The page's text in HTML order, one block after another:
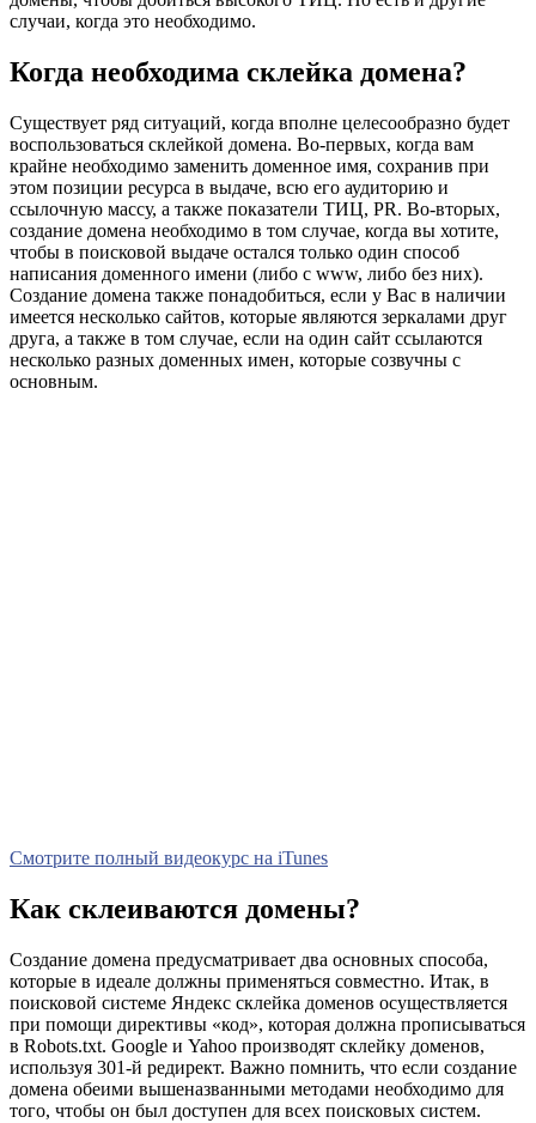
случаи, когда это необходимо.
Когда необходима склейка домена?
Существует ряд ситуаций, когда вполне целесообразно будет
воспользоваться склейкой домена. Во-первых, когда вам
крайне необходимо заменить доменное имя, сохранив при
этом позиции ресурса в выдаче, всю его аудиторию и
ссылочную массу, а также показатели ТИЦ, PR. Во-вторых,
создание домена необходимо в том случае, когда вы хотите,
чтобы в поисковой выдаче остался только один способ
написания доменного имени (либо с www, либо без них).
Создание домена также понадобиться, если у Вас в наличии
имеется несколько сайтов, которые являются зеркалами друг
друга, а также в том случае, если на один сайт ссылаются
несколько разных доменных имен, которые созвучны с
основным.
Смотрите полный видеокурс на iTunes
Как склеиваются домены?
Создание домена предусматривает два основных способа,
которые в идеале должны применяться совместно. Итак, в
поисковой системе Яндекс склейка доменов осуществляется
при помощи директивы «код», которая должна прописываться
в Robots.txt. Google и Yahoo производят склейку доменов,
используя 301-й редирект. Важно помнить, что если создание
домена обеими вышеназванными методами необходимо для
того, чтобы он был доступен для всех поисковых систем.